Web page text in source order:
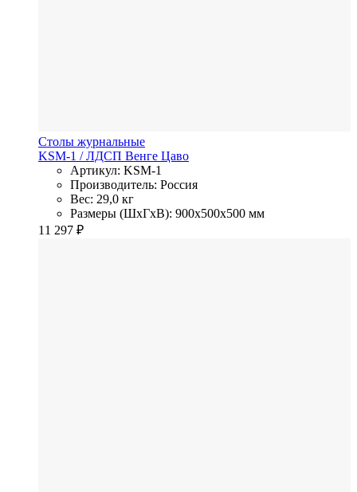
Столы журнальные
KSM-1 / ЛДСП Венге Цаво
Артикул: KSM-1
Производитель: Россия
Вес: 29,0 кг
Размеры (ШхГхВ): 900x500x500 мм
11 297 ₽